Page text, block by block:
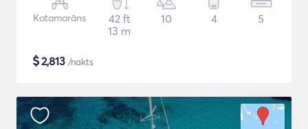
Katamarāns
42 ft
13 m
10 4 5
$2,813 /nakts